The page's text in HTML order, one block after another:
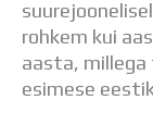
rohkem kui
aasta,
esimese